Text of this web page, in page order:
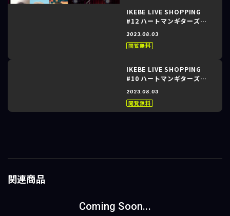
関連商品
Coming Soon...
IKEBE LIVE SHOPPING
#12 ハートマンギターズ～
Model～
2023.08.03
閲覧無料
IKEBE LIVE SHOPPING
#10 ハートマンギターズ～
Custom～
2023.08.03
閲覧無料